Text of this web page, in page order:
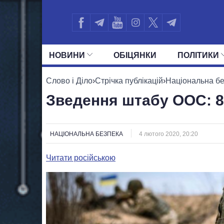
НОВИНИ ОБIЦЯНКИ ПОЛIТИКИ
УСІ ПОЛІТИКИ ПРЕЗИДЕНТ І
Слово і Діло›Стрічка публікацій›Національна
Зведення штабу ООС: 8
НАЦІОНАЛЬНА БЕЗПЕКА 4 лютого 2020, 20:20
Читати російською